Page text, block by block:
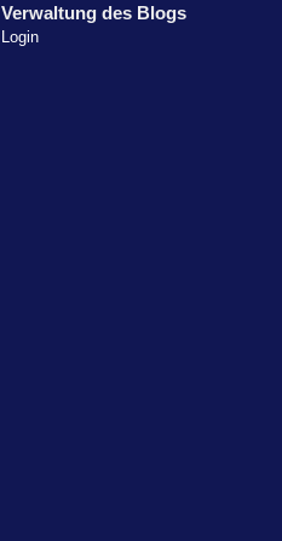
Verwaltung des Blogs
Login